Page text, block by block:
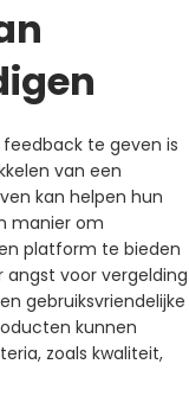
te geven is
van een
kan helpen hun
manier om
platform te bieden
voor vergelding
gebruiksvriendelijke
kunnen
zoals kwaliteit,